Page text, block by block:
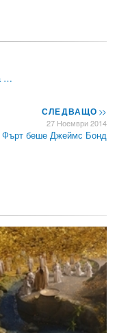
…
СЛЕДВАЩО>>
27 Ноември 2014
Фърт беше Джеймс Бонд